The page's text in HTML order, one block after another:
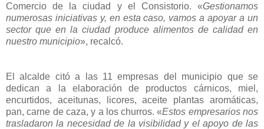
Comercio de la ciudad y el Consistorio. «Gestionamos
numerosas iniciativas y, en esta caso, vamos a apoyar a un
sector que en la ciudad produce alimentos de calidad en
nuestro municipio», recalcó.
El alcalde citó a las 11 empresas del municipio que se
dedican a la elaboración de productos cárnicos, miel,
encurtidos, aceitunas, licores, aceite plantas aromáticas,
pan, carne de caza, y a los churros. «Estos empresarios nos
trasladaron la necesidad de la visibilidad y el apoyo de las